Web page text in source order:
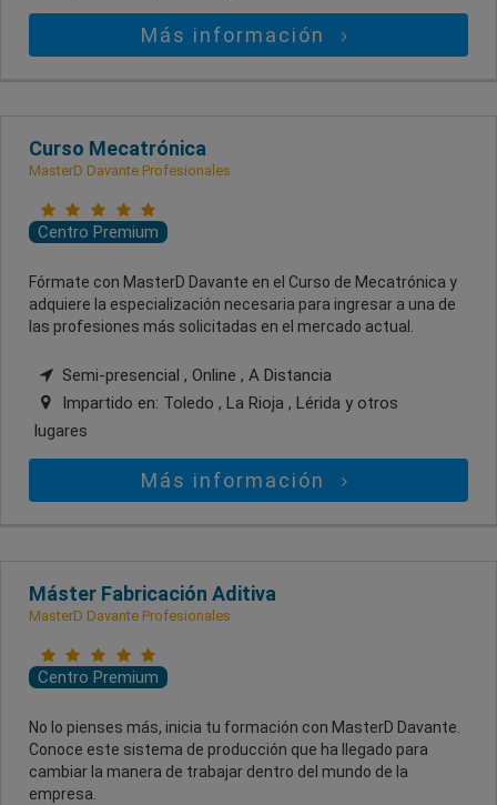
Más información
Curso Mecatrónica
MasterD Davante Profesionales
Centro Premium
Fórmate con MasterD Davante en el Curso de Mecatrónica y
adquiere la especialización necesaria para ingresar a una de
las profesiones más solicitadas en el mercado actual.
Semi-presencial , Online , A Distancia
Impartido en: Toledo , La Rioja , Lérida y otros
lugares
Más información
Máster Fabricación Aditiva
MasterD Davante Profesionales
Centro Premium
No lo pienses más, inicia tu formación con MasterD Davante.
Conoce este sistema de producción que ha llegado para
cambiar la manera de trabajar dentro del mundo de la
empresa.